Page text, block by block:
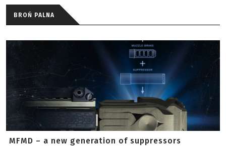
BROŃ PALNA
MFMD – a new generation of suppressors